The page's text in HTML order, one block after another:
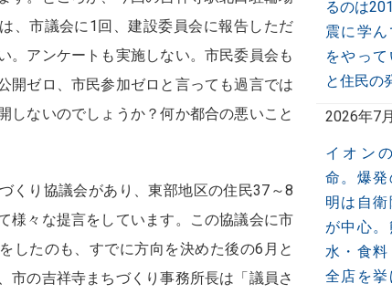
、市議会に1回、建設委員会に報告しただ
。アンケートも実施しない。市民委員会も
開ゼロ、市民参加ゼロと言っても過言では
しないのでしょうか？何か都合の悪いこと
くり協議会があり、東部地区の住民37～8
様々な提言をしています。この協議会に市
したのも、すでに方向を決めた後の6月と
市の吉祥寺まちづくり事務所長は「議員さ
るのは
震に学
をやっ
と住民の
2026年7
イオン
命。爆
明は自
が中心
水・食料
全店を挙